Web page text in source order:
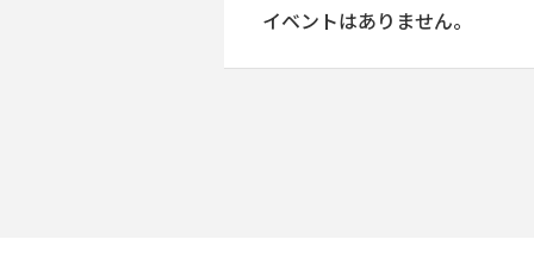
イベントはありません。